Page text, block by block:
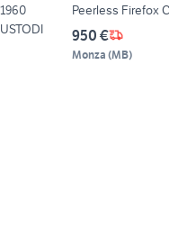
Peerless Firefox
950 €
Monza (MB)